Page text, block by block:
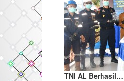
TNI AL Berhasil…